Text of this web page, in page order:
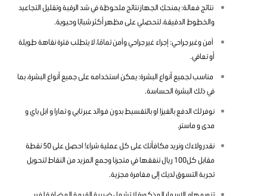
نتائج فعالة: يمنحكِ الجهاز نتائج ملحوظة في شد الرقبة وتقليل التجاعيد
والخطوط الدقيقة، لتحصلي على مظهر أكثر شبابًا وحيوية.
آمن وغير جراحي: إجراء غير جراحي وآمن تمامًا، لا يتطلب فترة نقاهة طويلة
أو تعافي.
مناسب لجميع أنواع البشرة: يمكن استخدامه على جميع أنواع البشرة، بما
في ذلك البشرة الحساسة.
نوفر لك الدفع بالفيزا او بالتقسيط بدون فوائد عبر تابي و تمارا و ابل باي و
مدى و ماستر.
نقدر ولاءك ونريد مكافأتك على كل عملية شراء! احصل على 50 نقطة
مقابل كل100 ريال تنفقها في متجرنا وجمع المزيد من النقاط لتحويل
تجربة التسوق لديك إلى مغامرة مجزية.